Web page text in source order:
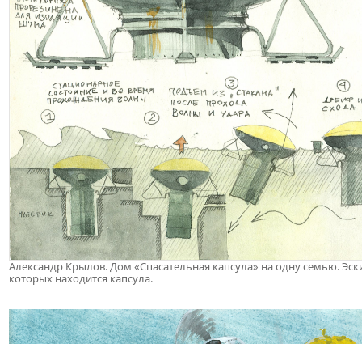
Александр Крылов. Дом «Спасательная капсула» на одну семью.
которых находится капсула.